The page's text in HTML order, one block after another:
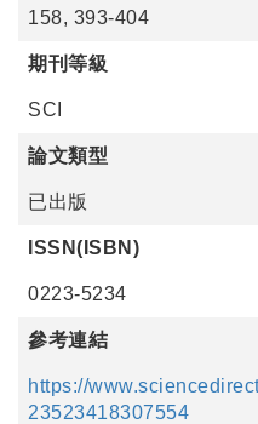
158, 393-404
期刊等級
SCI
論文類型
已出版
ISSN(ISBN)
0223-5234
參考連結
https://
23523418307554